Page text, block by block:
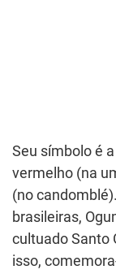
Seu símbolo é
vermelho (na
(no
brasileiras,
cultuado Santo
isso,